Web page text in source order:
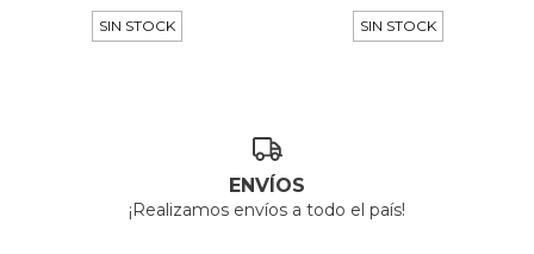
SIN STOCK SIN STOCK
ENVÍOS
¡Realizamos envíos a todo el país!